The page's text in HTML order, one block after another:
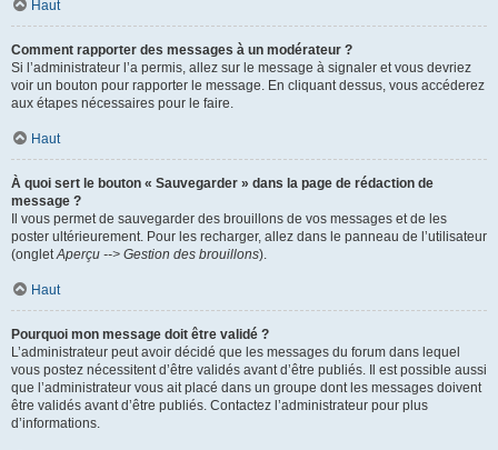
Haut
Comment rapporter des messages à un modérateur ?
Si l’administrateur l’a permis, allez sur le message à signaler et vous devriez
voir un bouton pour rapporter le message. En cliquant dessus, vous accéderez
aux étapes nécessaires pour le faire.
Haut
À quoi sert le bouton « Sauvegarder » dans la page de rédaction de
message ?
Il vous permet de sauvegarder des brouillons de vos messages et de les
poster ultérieurement. Pour les recharger, allez dans le panneau de l’utilisateur
(ongletAperçu --> Gestion des brouillons).
Haut
Pourquoi mon message doit être validé ?
L’administrateur peut avoir décidé que les messages du forum dans lequel
vous postez nécessitent d’être validés avant d’être publiés. Il est possible aussi
que l’administrateur vous ait placé dans un groupe dont les messages doivent
être validés avant d’être publiés. Contactez l’administrateur pour plus
d’informations.